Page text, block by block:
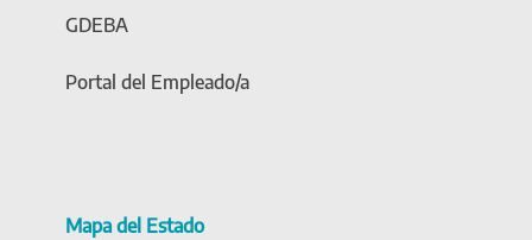
GDEBA
Portal del Empleado/a
Mapa del Estado